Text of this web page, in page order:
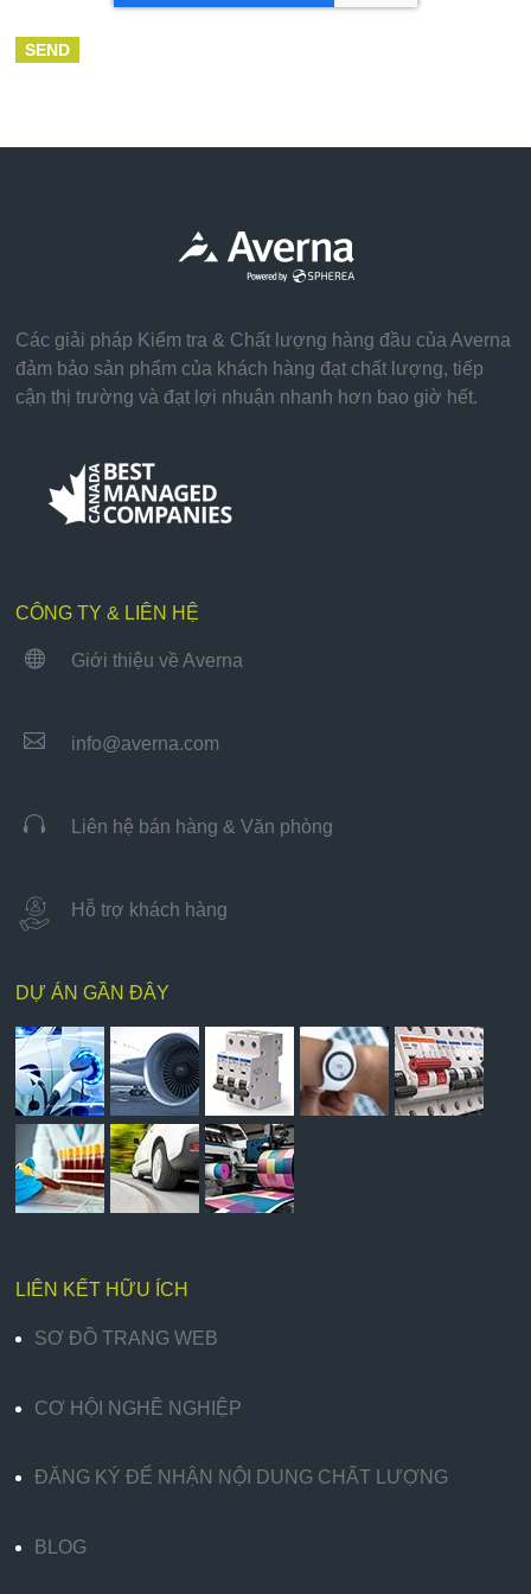
Các giải pháp Kiểm tra & Chất lượng hàng đầu của Averna
đảm bảo sản phẩm của khách hàng đạt chất lượng, tiếp
cận thị trường và đạt lợi nhuận nhanh hơn bao giờ hết.
CÔNG TY & LIÊN HỆ
 Giới thiệu về Averna
 info@averna.com
 Liên hệ bán hàng & Văn phòng
Hỗ trợ khách hàng
DỰ ÁN GẦN ĐÂY
LIÊN KẾT HỮU ÍCH
SƠ ĐỒ TRANG WEB
CƠ HỘI NGHỀ NGHIỆP
ĐĂNG KÝ ĐỂ NHẬN NỘI DUNG CHẤT LƯỢNG
BLOG